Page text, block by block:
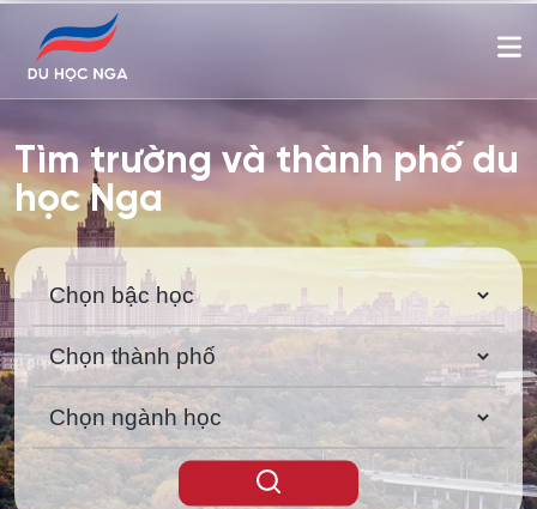
Tìm trường và thành phố du
học Nga